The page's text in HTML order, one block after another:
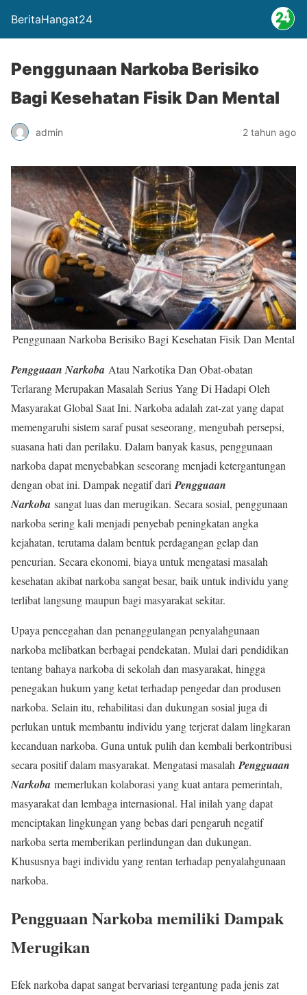
BeritaHangat24
Penggunaan Narkoba Berisiko
Bagi Kesehatan Fisik Dan Mental
admin 2 tahun ago
Penggunaan Narkoba Berisiko Bagi Kesehatan Fisik Dan Mental
Pengguaan Narkoba Atau Narkotika Dan Obat-obatan
Terlarang Merupakan Masalah Serius Yang Di Hadapi Oleh
Masyarakat Global Saat Ini. Narkoba adalah zat-zat yang dapat
memengaruhi sistem saraf pusat seseorang, mengubah persepsi,
suasana hati dan perilaku. Dalam banyak kasus, penggunaan
narkoba dapat menyebabkan seseorang menjadi ketergantungan
dengan obat ini. Dampak negatif dari Pengguaan
Narkoba sangat luas dan merugikan. Secara sosial, penggunaan
narkoba sering kali menjadi penyebab peningkatan angka
kejahatan, terutama dalam bentuk perdagangan gelap dan
pencurian. Secara ekonomi, biaya untuk mengatasi masalah
kesehatan akibat narkoba sangat besar, baik untuk individu yang
terlibat langsung maupun bagi masyarakat sekitar.
Upaya pencegahan dan penanggulangan penyalahgunaan
narkoba melibatkan berbagai pendekatan. Mulai dari pendidikan
tentang bahaya narkoba di sekolah dan masyarakat, hingga
penegakan hukum yang ketat terhadap pengedar dan produsen
narkoba. Selain itu, rehabilitasi dan dukungan sosial juga di
perlukan untuk membantu individu yang terjerat dalam lingkaran
kecanduan narkoba. Guna untuk pulih dan kembali berkontribusi
secara positif dalam masyarakat. Mengatasi masalah Pengguaan
Narkoba memerlukan kolaborasi yang kuat antara pemerintah,
masyarakat dan lembaga internasional. Hal inilah yang dapat
menciptakan lingkungan yang bebas dari pengaruh negatif
narkoba serta memberikan perlindungan dan dukungan.
Khususnya bagi individu yang rentan terhadap penyalahgunaan
narkoba.
Pengguaan Narkoba memiliki Dampak
Merugikan
Efek narkoba dapat sangat bervariasi tergantung pada jenis zat